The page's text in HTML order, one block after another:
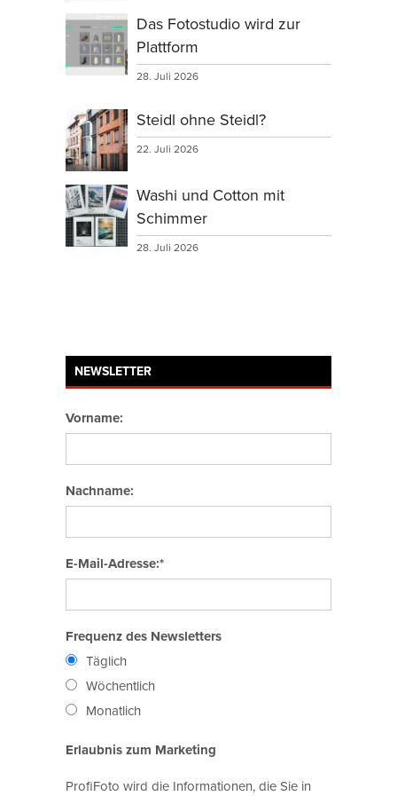
Das Fotostudio wird zur
Plattform
28. Juli 2026
Steidl ohne Steidl?
22. Juli 2026
Washi und Cotton mit
Schimmer
28. Juli 2026
NEWSLETTER
Vorname:
Nachname:
E-Mail-Adresse:*
Frequenz des Newsletters
Täglich
Wöchentlich
Monatlich
Erlaubnis zum Marketing
ProfiFoto wird die Informationen, die Sie in